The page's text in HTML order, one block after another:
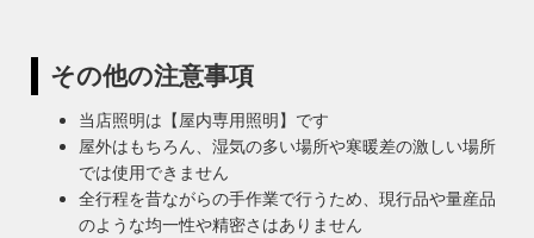
その他の注意事項
当店照明は【屋内専用照明】です
屋外はもちろん、湿気の多い場所や寒暖差の激しい場所
では使用できません
全行程を昔ながらの手作業で行うため、現行品や量産品
のような均一性や精密さはありません